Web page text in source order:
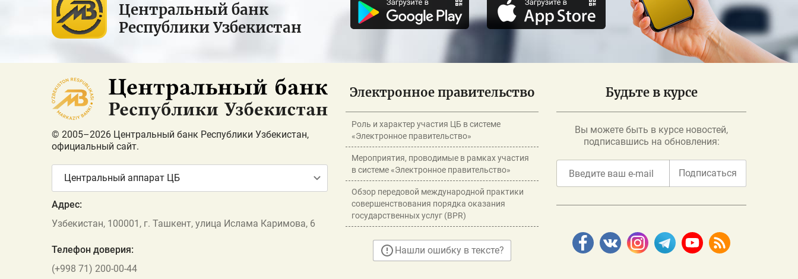
Центральный банк
Республики Узбекистан
© 2005–2026 Центральный банк Республики Узбекистан,
официальный сайт.
Центральный аппарат ЦБ
Адрес:
Узбекистан, 100001, г. Ташкент, улица Ислама Каримова, 6
Телефон доверия:
(+998 71) 200-00-44
Электронное правительство
Роль и характер участия ЦБ в системе
«Электронное правительство»
Мероприятия, проводимые в рамках участия
в системе «Электронное правительство»
Обзор передовой международной практики
совершенствования порядка оказания
государственных услуг (BPR)
Нашли ошибку в тексте?
Будьте в курсе
Вы можете быть в курсе новостей,
подписавшись на обновления:
Подписаться